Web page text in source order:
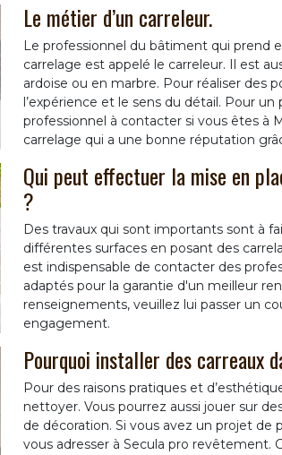
Le métier d’un carreleur.
Le professionnel du bâtiment qui prend
carrelage est appelé le carreleur. Il est
ardoise ou en marbre. Pour réaliser des
l’expérience et le sens du détail. Pour
professionnel à contacter si vous êtes à
carrelage qui a une bonne réputation
Qui peut effectuer la mise en
?
Des travaux qui sont importants sont à
différentes surfaces en posant des
est indispensable de contacter des
adaptés pour la garantie d'un meilleur
renseignements, veuillez lui passer un
engagement.
Pourquoi installer des carreaux
Pour des raisons pratiques et
nettoyer. Vous pourrez aussi jouer sur
de décoration. Si vous avez un projet de
vous adresser à Secula pro revêtement.